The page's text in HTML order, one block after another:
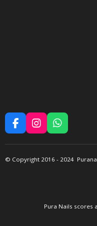
F
A
C
E
B
I
N
S
T
A
W
H
A
T
S
© Copyright 2016 - 2024
Pura Nails scores